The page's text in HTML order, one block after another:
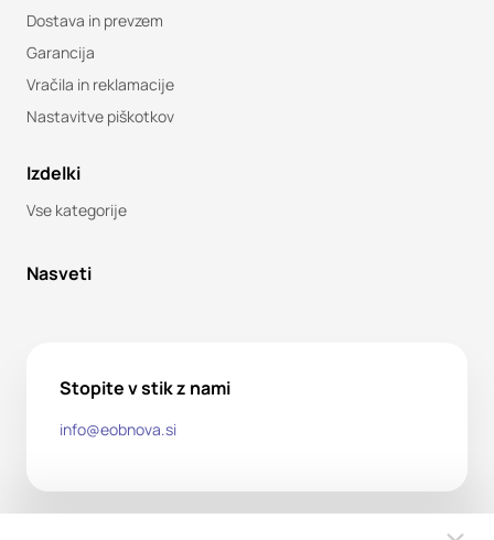
Dostava in prevzem
Garancija
Vračila in reklamacije
Nastavitve piškotkov
Izdelki
Vse kategorije
Nasveti
Stopite v stik z nami
info@eobnova.si